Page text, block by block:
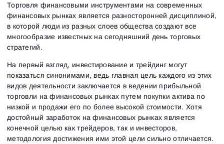
Торговля финансовыми инструментами на современных
финансовых рынках является разносторонней дисциплиной,
в которой люди из разных слоев общества создают все
многообразие известных на сегодняшний день торговых
стратегий.
На первый взгляд, инвестирование и трейдинг могут
показаться синонимами, ведь главная цель каждого из этих
видов деятельности заключается в ведении прибыльной
торговли на финансовых рынках путем покупки актива по
низкой и продажи его по более высокой стоимости. Хотя
достойный заработок на финансовых рынках является
конечной целью как трейдеров, так и инвесторов,
методология достижения ими этой цели сильно отличается.